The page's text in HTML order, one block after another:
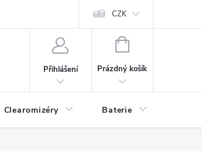
CZK
Přihlášení
NÁKUPNÍ
Prázdný košík
Clearomizéry Baterie